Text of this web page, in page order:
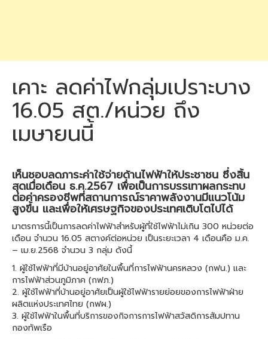
เคาะ ลดค่าไฟกลุ่มเปราะบาง
16.05 สต./หน่วย ถึง
เมษายนนี้
เห็นชอบลดภาระค่าใช้จ่ายด้านไฟฟ้าให้ประชาชน ซึ่งสิ้น
สุดเมื่อเดือน ธ.ค.2567 เพื่อเป็นการบรรเทาผลกระทบ
ต่อค่าครองชีพที่สถานการณ์ราคาพลังงานมีแนวโน้ม
สูงขึ้น และเพื่อให้เศรษฐกิจของประเทศเติบโตไปได้
มาตรการนี้เป็นการลดค่าไฟฟ้าสำหรับผู้ที่ใช้ไฟฟ้าไม่เกิน 300 หน่วยต่อ
เดือน จำนวน 16.05 สตางค์ต่อหน่วย เป็นระยะเวลา 4 เดือนคือ ม.ค.
– เม.ย.2568 จำนวน 3 กลุ่ม ดังนี้
1. ผู้ใช้ไฟฟ้าที่มีบ้านอยู่อาศัยในพื้นที่การไฟฟ้านครหลวง (กฟน.) และ
การไฟฟ้าส่วนภูมิภาค (กฟภ.)
2. ผู้ใช้ไฟฟ้าที่บ้านอยู่อาศัยเป็นผู้ใช้ไฟฟ้ารายย่อยของการไฟฟ้าฝ่าย
ผลิตแห่งประเทศไทย (กฟผ.)
3. ผู้ใช้ไฟฟ้าในพื้นที่บริการของกิจการการไฟฟ้าสวัสดิการสัมปทาน
กองทัพเรือ